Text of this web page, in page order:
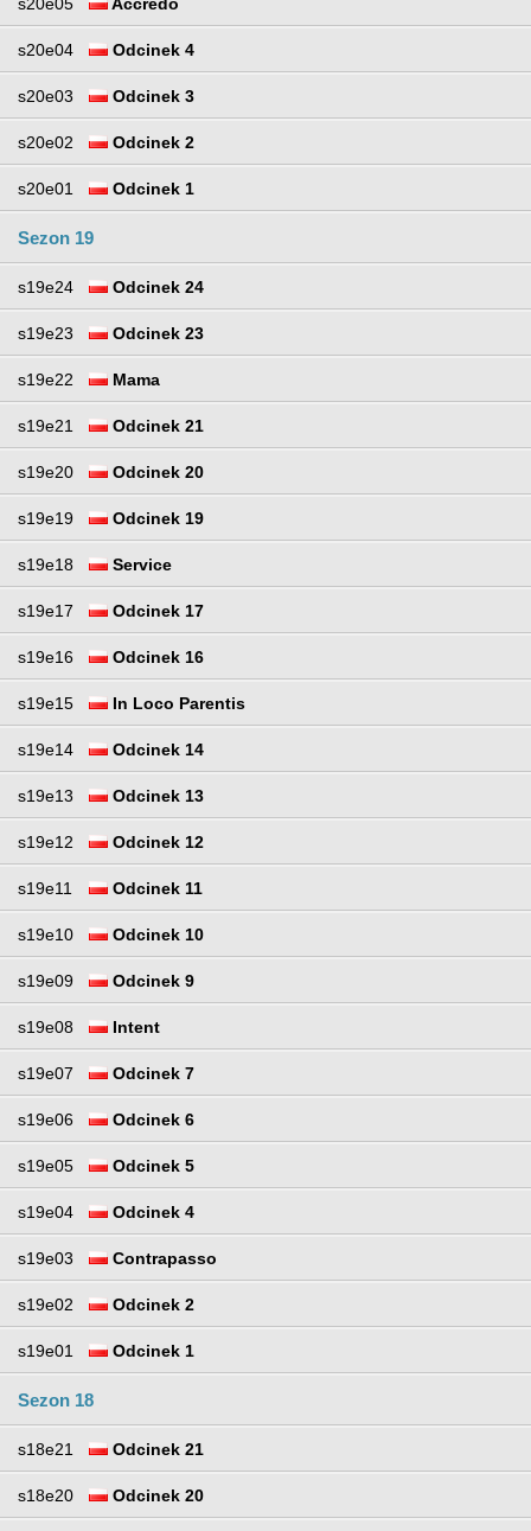
s20e05 Accredo
s20e04 Odcinek 4
s20e03 Odcinek 3
s20e02 Odcinek 2
s20e01 Odcinek 1
Sezon 19
s19e24 Odcinek 24
s19e23 Odcinek 23
s19e22 Mama
s19e21 Odcinek 21
s19e20 Odcinek 20
s19e19 Odcinek 19
s19e18 Service
s19e17 Odcinek 17
s19e16 Odcinek 16
s19e15 In Loco Parentis
s19e14 Odcinek 14
s19e13 Odcinek 13
s19e12 Odcinek 12
s19e11 Odcinek 11
s19e10 Odcinek 10
s19e09 Odcinek 9
s19e08 Intent
s19e07 Odcinek 7
s19e06 Odcinek 6
s19e05 Odcinek 5
s19e04 Odcinek 4
s19e03 Contrapasso
s19e02 Odcinek 2
s19e01 Odcinek 1
Sezon 18
s18e21 Odcinek 21
s18e20 Odcinek 20